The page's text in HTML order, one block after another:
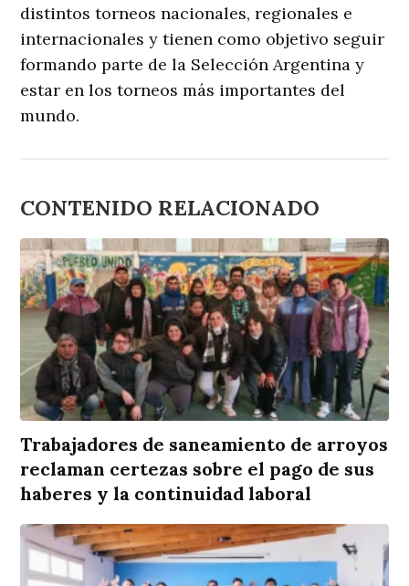
distintos torneos nacionales, regionales e
internacionales y tienen como objetivo seguir
formando parte de la Selección Argentina y
estar en los torneos más importantes del
mundo.
CONTENIDO RELACIONADO
Trabajadores de saneamiento de arroyos
reclaman certezas sobre el pago de sus
haberes y la continuidad laboral